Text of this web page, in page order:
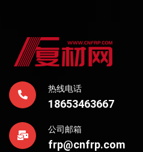
热线电话
18653463667
公司邮箱
frp@cnfrp.com